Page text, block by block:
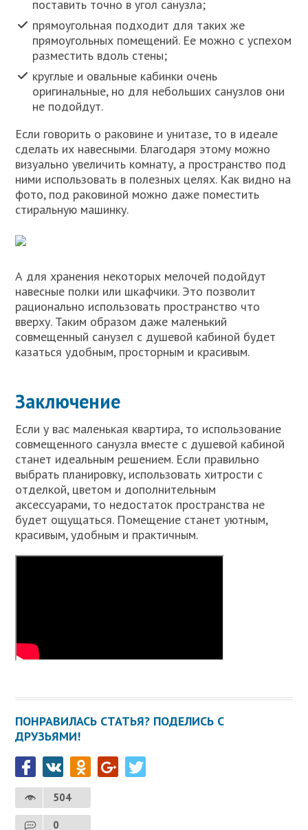
поставить точно в угол санузла;
прямоугольная подходит для таких же
прямоугольных помещений. Ее можно с успехом
разместить вдоль стены;
круглые и овальные кабинки очень
оригинальные, но для небольших санузлов они
не подойдут.
Если говорить о раковине и унитазе, то в идеале
сделать их навесными. Благодаря этому можно
визуально увеличить комнату, а пространство под
ними использовать в полезных целях. Как видно на
фото, под раковиной можно даже поместить
стиральную машинку.
А для хранения некоторых мелочей подойдут
навесные полки или шкафчики. Это позволит
рационально использовать пространство что
вверху. Таким образом даже маленький
совмещенный санузел с душевой кабиной будет
казаться удобным, просторным и красивым.
Заключение
Если у вас маленькая квартира, то использование
совмещенного санузла вместе с душевой кабиной
станет идеальным решением. Если правильно
выбрать планировку, использовать хитрости с
отделкой, цветом и дополнительным
аксессуарами, то недостаток пространства не
будет ощущаться. Помещение станет уютным,
красивым, удобным и практичным.
ПОНРАВИЛАСЬ СТАТЬЯ? ПОДЕЛИСЬ С
ДРУЗЬЯМИ!
504
0